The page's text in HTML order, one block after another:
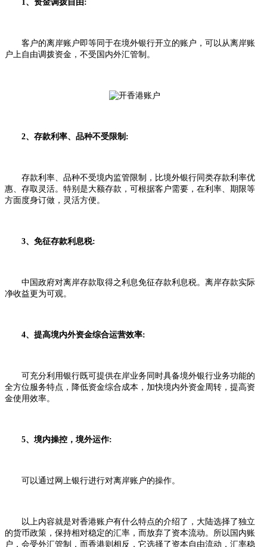
1、资金调拨自由:
客户的离岸账户即等同于在境外银行开立的账户，可以从离岸账
户上自由调拨资金，不受国内外汇管制。
2、存款利率、品种不受限制:
存款利率、品种不受境内监管限制，比境外银行同类存款利率优
惠、存取灵活。特别是大额存款，可根据客户需要，在利率、期限等
方面度身订做，灵活方便。
3、免征存款利息税:
中国政府对离岸存款取得之利息免征存款利息税。离岸存款实际
净收益更为可观。
4、提高境内外资金综合运营效率:
可充分利用银行既可提供在岸业务同时具备境外银行业务功能的
全方位服务特点，降低资金综合成本，加快境内外资金周转，提高资
金使用效率。
5、境内操控，境外运作:
可以通过网上银行进行对离岸账户的操作。
以上内容就是对香港账户有什么特点的介绍了，大陆选择了独立
的货币政策，保持相对稳定的汇率，而放弃了资本流动。所以国内账
户，会受外汇管制，而香港则相反，它选择了资本自由流动，汇率稳